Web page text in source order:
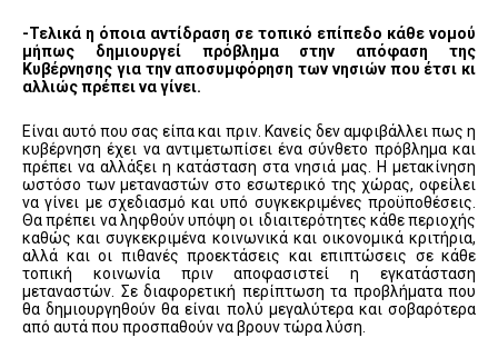
-Τελικά η όποια αντίδραση σε τοπικό επίπεδο κάθε νομού
μήπως δημιουργεί πρόβλημα στην απόφαση της
Κυβέρνησης για την αποσυμφόρηση των νησιών που έτσι κι
αλλιώς πρέπει να γίνει.
Είναι αυτό που σας είπα και πριν. Κανείς δεν αμφιβάλλει πως η
κυβέρνηση έχει να αντιμετωπίσει ένα σύνθετο πρόβλημα και
πρέπει να αλλάξει η κατάσταση στα νησιά μας. Η μετακίνηση
ωστόσο των μεταναστών στο εσωτερικό της χώρας, οφείλει
να γίνει με σχεδιασμό και υπό συγκεκριμένες προϋποθέσεις.
Θα πρέπει να ληφθούν υπόψη οι ιδιαιτερότητες κάθε περιοχής
καθώς και συγκεκριμένα κοινωνικά και οικονομικά κριτήρια,
αλλά και οι πιθανές προεκτάσεις και επιπτώσεις σε κάθε
τοπική κοινωνία πριν αποφασιστεί η εγκατάσταση
μεταναστών. Σε διαφορετική περίπτωση τα προβλήματα που
θα δημιουργηθούν θα είναι πολύ μεγαλύτερα και σοβαρότερα
από αυτά που προσπαθούν να βρουν τώρα λύση.